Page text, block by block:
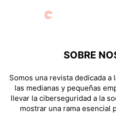
SOBRE
Somos una revista dedicada
las medianas y pequeñas
llevar la ciberseguridad a la
mostrar una rama esencial